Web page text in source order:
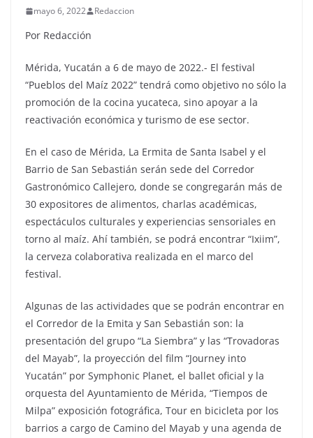
mayo 6, 2022 Redaccion
Por Redacción
Mérida, Yucatán a 6 de mayo de 2022.- El festival
“Pueblos del Maíz 2022” tendrá como objetivo no sólo la
promoción de la cocina yucateca, sino apoyar a la
reactivación económica y turismo de ese sector.
En el caso de Mérida, La Ermita de Santa Isabel y el
Barrio de San Sebastián serán sede del Corredor
Gastronómico Callejero, donde se congregarán más de
30 expositores de alimentos, charlas académicas,
espectáculos culturales y experiencias sensoriales en
torno al maíz. Ahí también, se podrá encontrar “Ixiim”,
la cerveza colaborativa realizada en el marco del
festival.
Algunas de las actividades que se podrán encontrar en
el Corredor de la Emita y San Sebastián son: la
presentación del grupo “La Siembra” y las “Trovadoras
del Mayab”, la proyección del film “Journey into
Yucatán” por Symphonic Planet, el ballet oficial y la
orquesta del Ayuntamiento de Mérida, “Tiempos de
Milpa” exposición fotográfica, Tour en bicicleta por los
barrios a cargo de Camino del Mayab y una agenda de